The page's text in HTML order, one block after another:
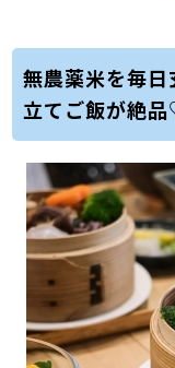
無農薬米を毎
立てご飯が絶